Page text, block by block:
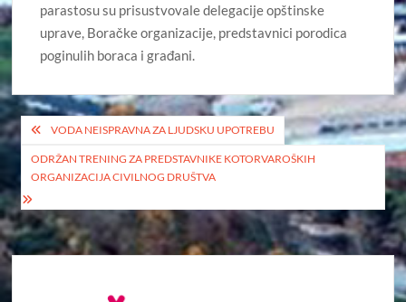
parastosu su prisustvovale delegacije opštinske
uprave, Boračke organizacije, predstavnici porodica
poginulih boraca i građani.
Кретање
чланка
VODA NEISPRAVNA ZA LJUDSKU UPOTREBU
ODRŽAN TRENING ZA PREDSTAVNIKE KOTORVAROŠKIH
ORGANIZACIJA CIVILNOG DRUŠTVA